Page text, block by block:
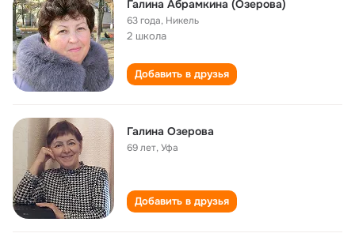
Галина Абрамкина (Озерова)
63 года, Никель
2 школа
Добавить в друзья
Галина Озерова
69 лет,Уфа
Добавить в друзья